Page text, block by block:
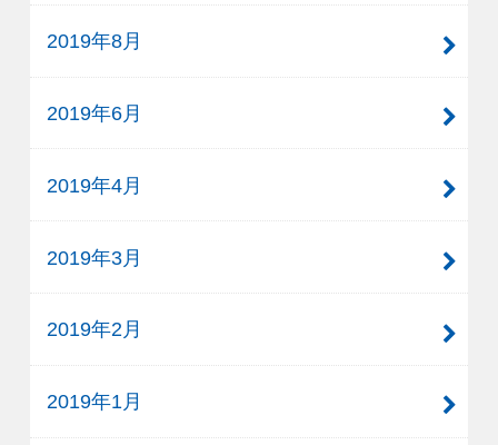
2019年8月
2019年6月
2019年4月
2019年3月
2019年2月
2019年1月